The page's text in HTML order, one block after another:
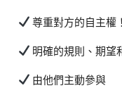
尊重對方的自主權！
明確的規則、期望
由他們主動參與